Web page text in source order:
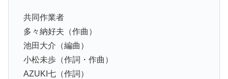
共同作業者
多々納好夫（作曲）
池田大介（編曲）
小松未歩（作詞・作曲）
AZUKI七（作詞）